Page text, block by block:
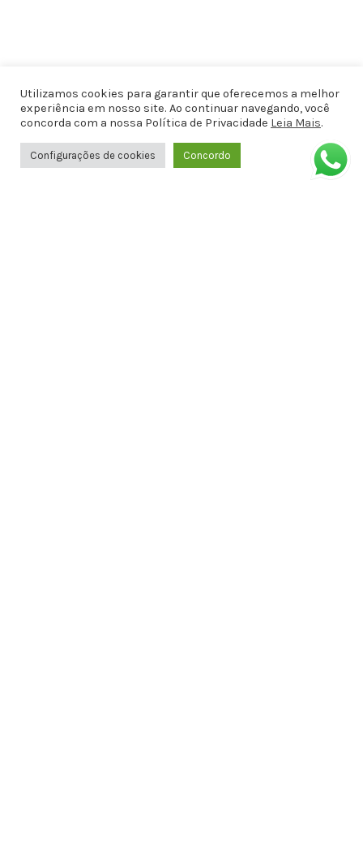
Utilizamos cookies para garantir que oferecemos a melhor
experiência em nosso site. Ao continuar navegando, você
concorda com a nossa Política de Privacidade Leia Mais.
Configurações de cookies Concordo